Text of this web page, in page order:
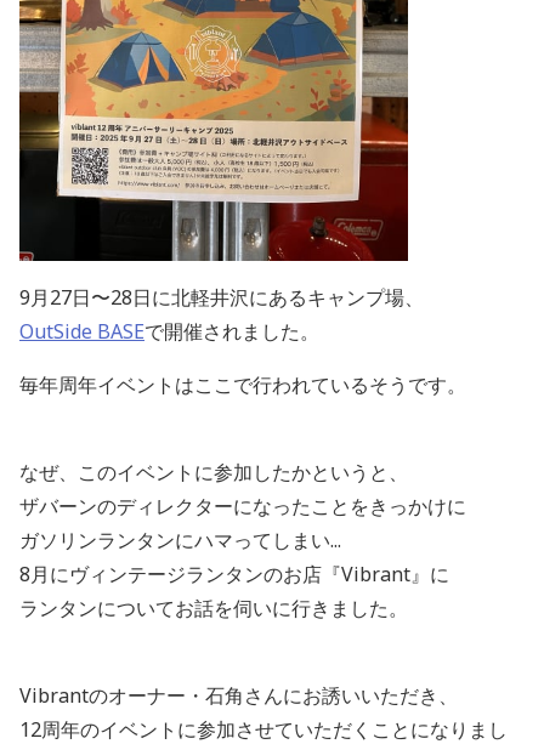
9月27日〜28日に北軽井沢にあるキャンプ場、
OutSide BASEで開催されました。
毎年周年イベントはここで行われているそうです。
なぜ、このイベントに参加したかというと、
ザバーンのディレクターになったことをきっかけに
ガソリンランタンにハマってしまい...
8月にヴィンテージランタンのお店『Vibrant』に
ランタンについてお話を伺いに行きました。
Vibrantのオーナー・石角さんにお誘いいただき、
12周年のイベントに参加させていただくことになりまし